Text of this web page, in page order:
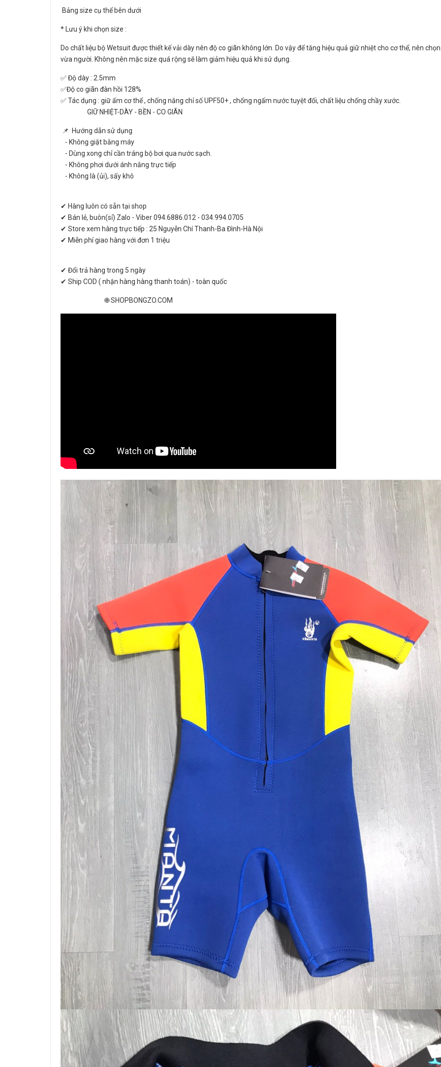
Bảng size cụ thể bên dưới
* Lưu ý khi chọn size :
Do chất liệu bộ Wetsuit được thiết kế vải dày nên độ co giãn không lớn. Do vậy để tăng hiệu quả giữ nhiệt cho cơ thể, nên
vừa người. Không nên mặc size quá rộng sẽ làm giảm hiệu quả khi sử dụng.
✅ Độ dày : 2.5mm
✅Độ co giãn đàn hồi 128%
✅ Tác dụng : giữ ấm cơ thể , chống nắng chỉ số UPF50+ , chống ngấm nước tuyệt đối, chất liệu chống chầy xước.
GIỮ NHIỆT-DÀY - BỀN - CO GIÃN
📌 Hướng dẫn sử dụng
- Không giặt bằng máy
- Dùng xong chỉ cần tráng bộ bơi qua nước sạch.
- Không phơi dưới ánh nắng trực tiếp
- Không là (ủi), sấy khô
✔ Hàng luôn có sẵn tại shop
✔ Bán lẻ, buôn(sỉ) Zalo - Viber 094.6886.012 - 034.994.0705
✔ Store xem hàng trực tiếp : 25 Nguyễn Chí Thanh-Ba Đình-Hà Nội
✔ Miễn phí giao hàng với đơn 1 triệu
✔ Đổi trả hàng trong 5 ngày
✔ Ship COD ( nhận hàng hàng thanh toán) - toàn quốc
🌐 SHOPBONGZO.COM